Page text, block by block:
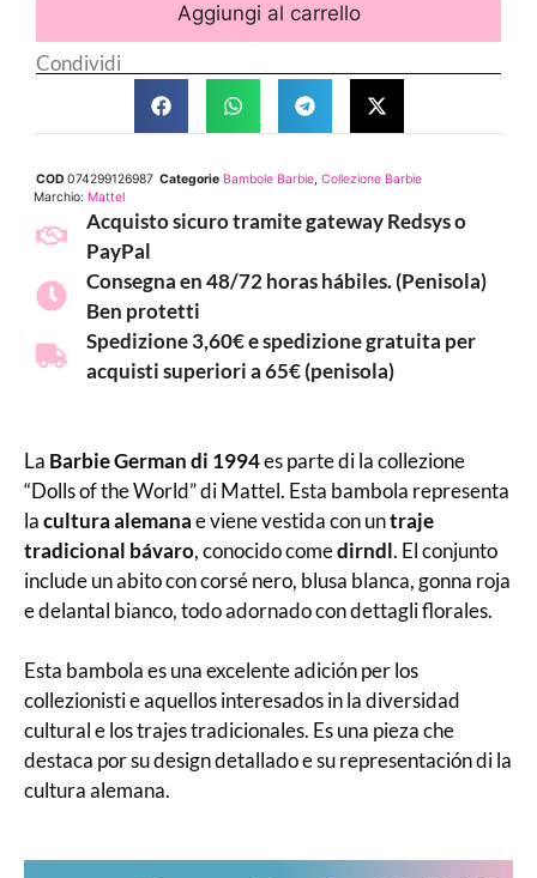
Aggiungi al carrello
Condividi
COD 074299126987 Categorie Bambole Barbie, Collezione Barbie
Marchio: Mattel
Acquisto sicuro tramite gateway Redsys o
PayPal
Consegna en 48/72 horas hábiles. (Penisola)
Ben protetti
Spedizione 3,60€ e spedizione gratuita per
acquisti superiori a 65€ (penisola)
La Barbie German di 1994es parte di la collezione
“Dolls of the World” di Mattel. Esta bambola representa
lacultura alemanae viene vestida con untraje
tradicional bávaro, conocido comedirndl. El conjunto
include un abito con corsé nero, blusa blanca, gonna roja
e delantal bianco, todo adornado con dettagli florales.
Esta bambola es una excelente adición per los
collezionisti e aquellos interesados in la diversidad
cultural e los trajes tradicionales. Es una pieza che
destaca por su design detallado e su representación di la
cultura alemana.